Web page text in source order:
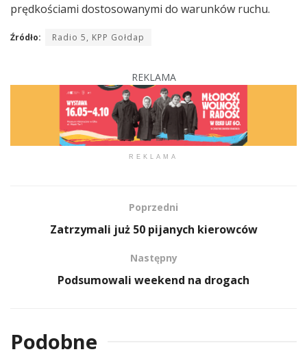
prędkościami dostosowanymi do warunków ruchu.
Źródło: Radio 5, KPP Gołdap
REKLAMA
REKLAMA
Poprzedni
Zatrzymali już 50 pijanych kierowców
Następny
Podsumowali weekend na drogach
Podobne